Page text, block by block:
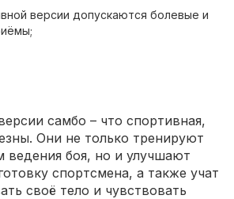
версии допускаются болевые и
самбо – что спортивная,
Они не только тренируют
боя, но и улучшают
спортсмена, а также учат
своё тело и чувствовать